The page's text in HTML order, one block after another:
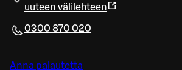
uuteen välilehteen
0300 870 020
Anna palautetta